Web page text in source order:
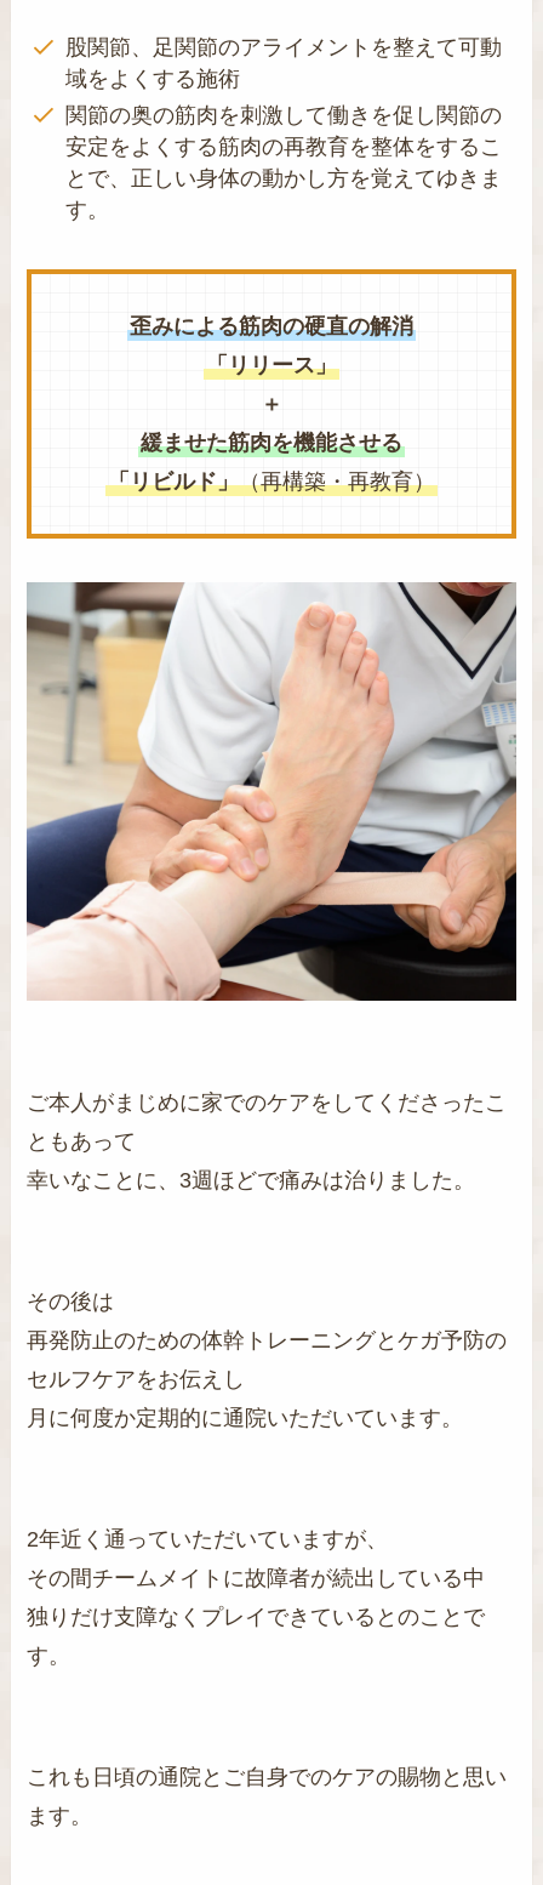
股関節、足関節のアライメントを整えて可動
域をよくする施術
関節の奥の筋肉を刺激して働きを促し関節の
安定をよくする筋肉の再教育を整体をするこ
とで、正しい身体の動かし方を覚えてゆきま
す。
歪みによる筋肉の硬直の解消
「リリース」
＋
緩ませた筋肉を機能させる
「リビルド」（再構築・再教育）
ご本人がまじめに家でのケアをしてくださったこ
ともあって
幸いなことに、3週ほどで痛みは治りました。
その後は
再発防止のための体幹トレーニングとケガ予防の
セルフケアをお伝えし
月に何度か定期的に通院いただいています。
2年近く通っていただいていますが、
その間チームメイトに故障者が続出している中
独りだけ支障なくプレイできているとのことで
す。
これも日頃の通院とご自身でのケアの賜物と思い
ます。